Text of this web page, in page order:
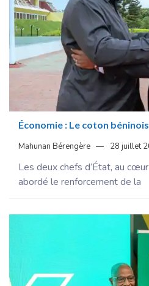
Économie : Le coton
Mahunan Bérengère 28 juillet
Les deux chefs d’État, au
abordé le renforcement de la